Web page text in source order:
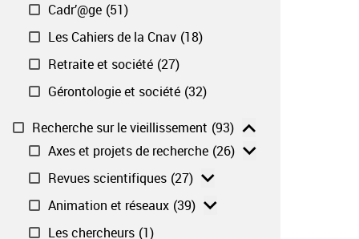
Cadr’@ge​ (51)
Les Cahiers de la Cnav​ (18)
Retraite et société​ (27)
Gérontologie et société​ (32)
Recherche sur le vieillissement (93)
Axes et projets de recherche (26)
Revues scientifiques (27)
Animation et réseaux (39)
Les chercheurs (1)